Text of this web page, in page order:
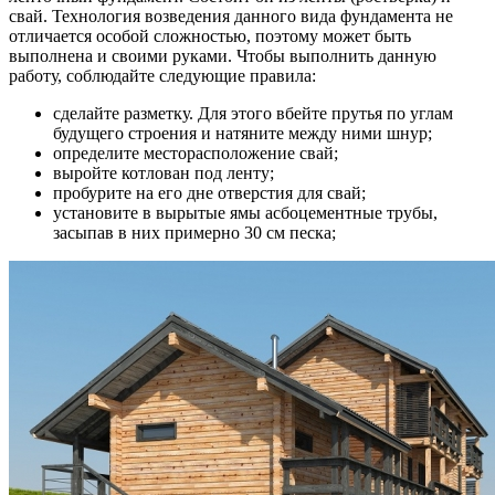
свай. Технология возведения данного вида фундамента не
отличается особой сложностью, поэтому может быть
выполнена и своими руками. Чтобы выполнить данную
работу, соблюдайте следующие правила:
сделайте разметку. Для этого вбейте прутья по углам
будущего строения и натяните между ними шнур;
определите месторасположение свай;
выройте котлован под ленту;
пробурите на его дне отверстия для свай;
установите в вырытые ямы асбоцементные трубы,
засыпав в них примерно 30 см песка;